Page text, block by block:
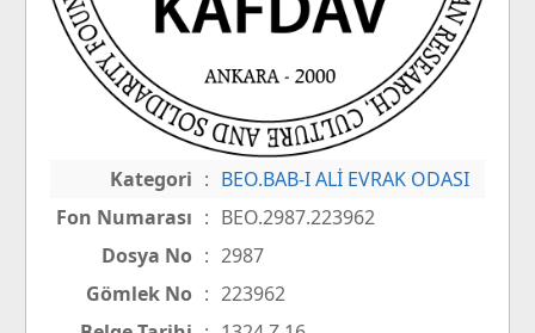
Kategori : BEO.BAB-I ALİ EVRAK ODASI
Fon Numarası : BEO.2987.223962
Dosya No : 2987
Gömlek No : 223962